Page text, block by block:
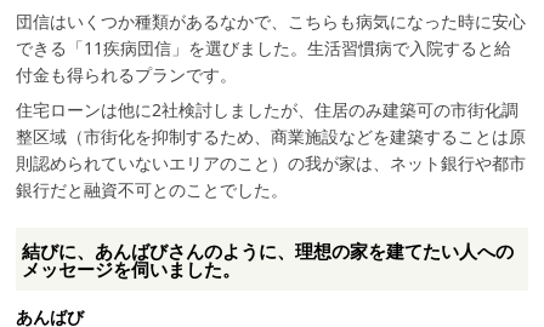
団信はいくつか種類があるなかで、こちらも病気になった時に安心
できる「11疾病団信」を選びました。生活習慣病で入院すると給
付金も得られるプランです。
住宅ローンは他に2社検討しましたが、住居のみ建築可の市街化調
整区域（市街化を抑制するため、商業施設などを建築することは原
則認められていないエリアのこと）の我が家は、ネット銀行や都市
銀行だと融資不可とのことでした。
結びに、あんばびさんのように、理想の家を建てたい人への
メッセージを伺いました。
あんばび